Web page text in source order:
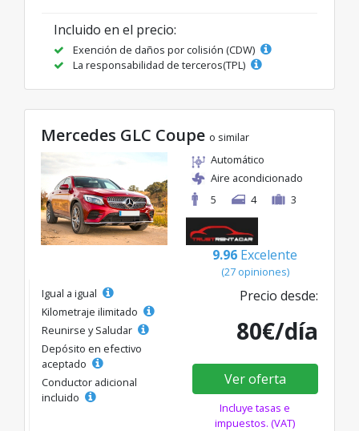
Incluido en el precio:
Exención de daños por colisión (CDW)
La responsabilidad de terceros(TPL)
Mercedes GLC Coupe o similar
Automático
Aire acondicionado
5
4 3
9.96 Excelente
(27 opiniones)
Igual a igual
Kilometraje ilimitado
Reunirse y Saludar
Depósito en efectivo
aceptado
Conductor adicional
incluido
Precio desde:
80€/día
Ver oferta
Incluye tasas e
impuestos. (VAT)